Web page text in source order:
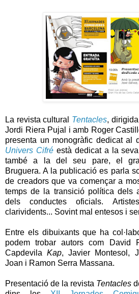
La revista cultural Tentacles,
Jordi Riera Pujal i amb Roger
presenta un monogràfic dedicat al
Univers Cifréestà dedicat a la
també a la del seu pare, el
Bruguera. A la publicació es parla
de creadors que va començar a
temps de la transició política dels
dels conductes oficials.
clarividents... Sovint mal entesos i
Entre els dibuixants que ha
podem trobar autors com David
CapdevilaKap,Javier Montesol ,
Joan i Ramon Serra Massana.
Presentació de la revista Tentacles